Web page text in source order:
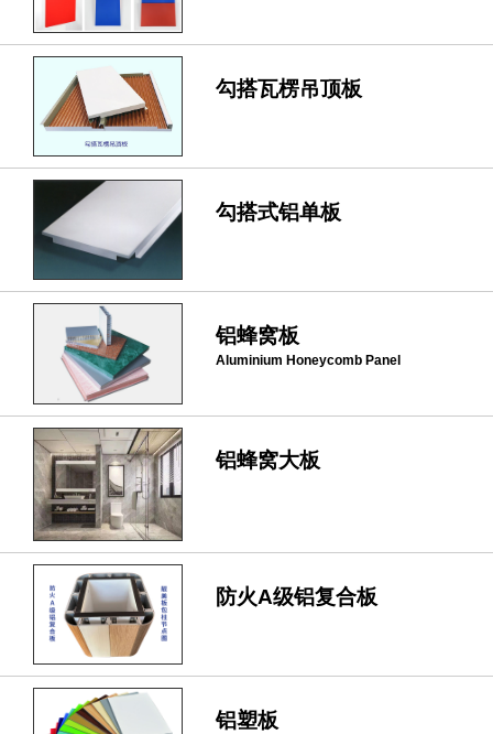
勾搭瓦楞吊顶板
勾搭式铝单板
铝蜂窝板
Aluminium Honeycomb Panel
铝蜂窝大板
防火A级铝复合板
铝塑板